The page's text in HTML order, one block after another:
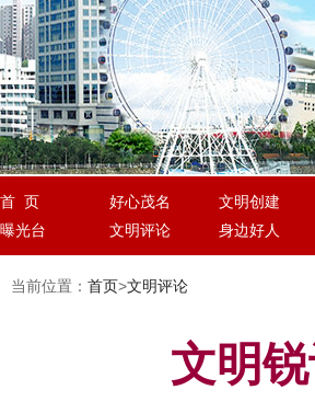
首 页 好心茂名 文明创建
曝光台
文明评论 身边好人
当前位置： 首页>文明评论
文明